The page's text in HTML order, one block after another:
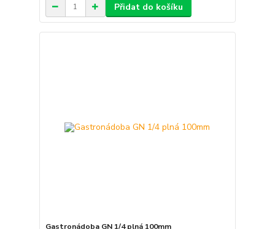
Přidat do košíku
Gastronádoba GN 1/4 plná 100mm